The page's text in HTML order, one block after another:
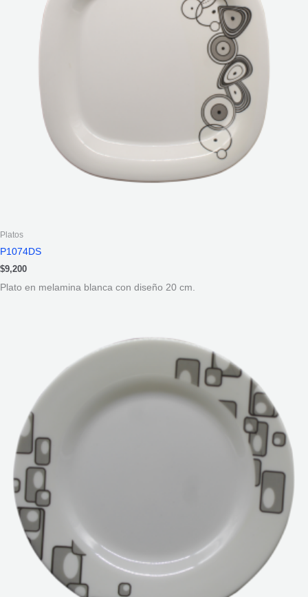
Platos
P1074DS
$9,200
Plato en melamina blanca con diseño 20 cm.